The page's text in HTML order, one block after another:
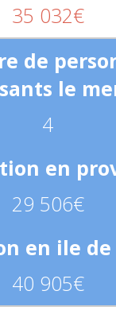
35 032€
4
29 506€
40 905€